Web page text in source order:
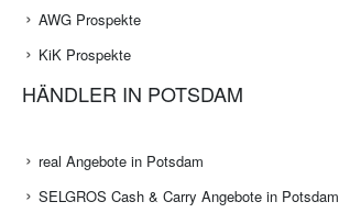
AWG Prospekte
KiK Prospekte
HÄNDLER IN POTSDAM
real Angebote in Potsdam
SELGROS Cash & Carry Angebote in Potsdam